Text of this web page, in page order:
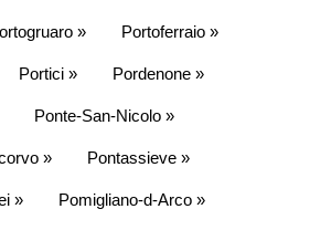
» Portoferraio »
Portici » Pordenone »
Ponte-San-Nicolo »
» Pontassieve »
» Pomigliano-d-Arco »